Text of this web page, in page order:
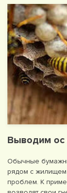
Выводим ос
Обычные
рядом с жилищем
проблем. К